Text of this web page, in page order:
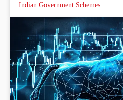
Indian Government Schemes